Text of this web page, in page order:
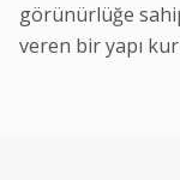
görünürlüğe
veren bir yapı